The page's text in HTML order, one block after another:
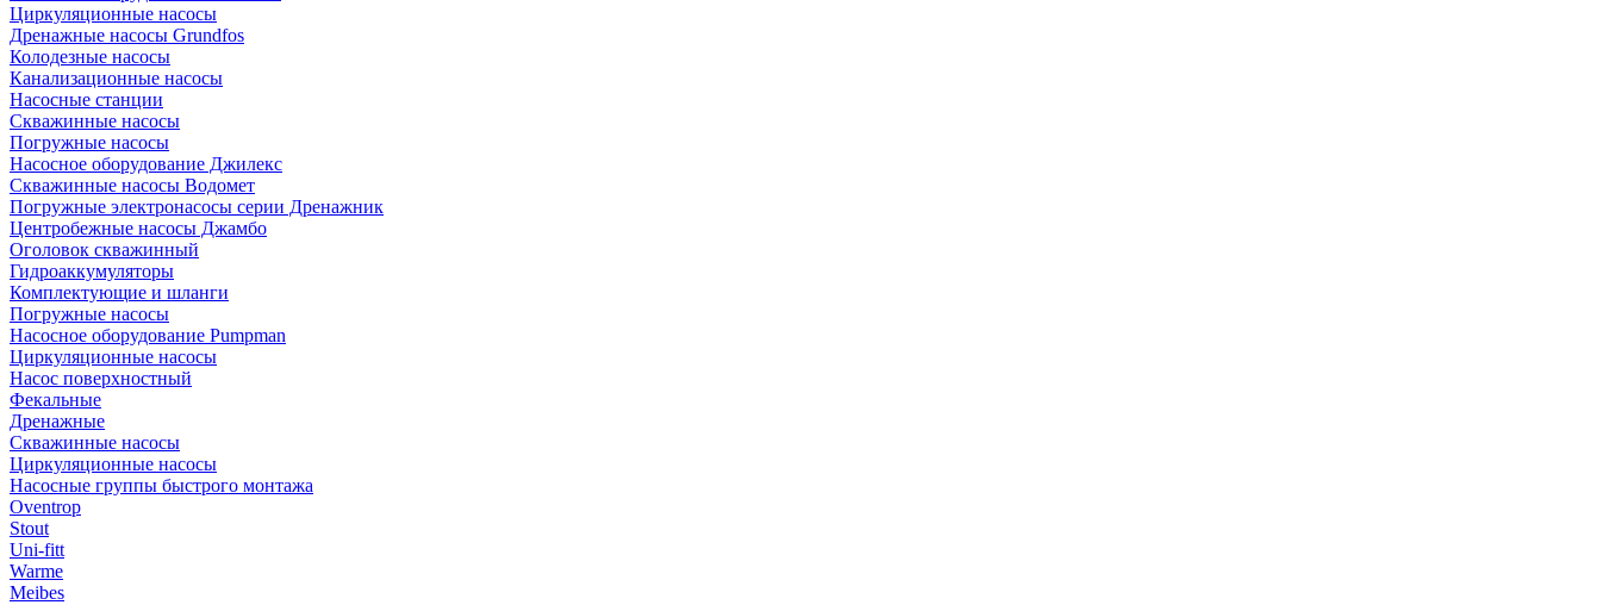
Циркуляционные насосы
Дренажные насосы Grundfos
Колодезные насосы
Канализационные насосы
Насосные станции
Скважинные насосы
Погружные насосы
Насосное оборудование Джилекс
Скважинные насосы Водомет
Погружные электронасосы серии Дренажник
Центробежные насосы Джамбо
Оголовок скважинный
Гидроаккумуляторы
Комплектующие и шланги
Погружные насосы
Насосное оборудование Pumpman
Циркуляционные насосы
Насос поверхностный
Фекальные
Дренажные
Скважинные насосы
Циркуляционные насосы
Насосные группы быстрого монтажа
Oventrop
Stout
Uni-fitt
Warme
Meibes